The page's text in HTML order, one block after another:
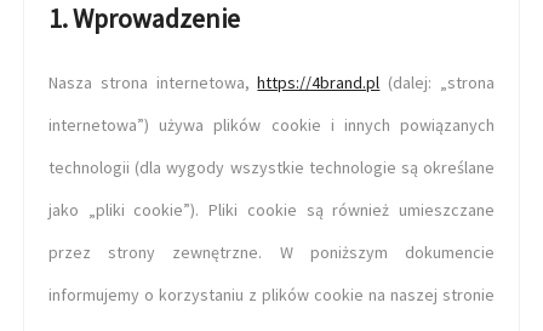
1. Wprowadzenie
Nasza strona internetowa,https://4brand.pl (dalej: „strona
internetowa”) używa plików cookie i innych powiązanych
technologii (dla wygody wszystkie technologie są określane
jako „pliki cookie”). Pliki cookie są również umieszczane
przez strony zewnętrzne. W poniższym dokumencie
informujemy o korzystaniu z plików cookie na naszej stronie